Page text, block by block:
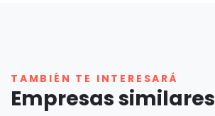
TAMBIÉN TE INTERESARÁ
Empresas similares